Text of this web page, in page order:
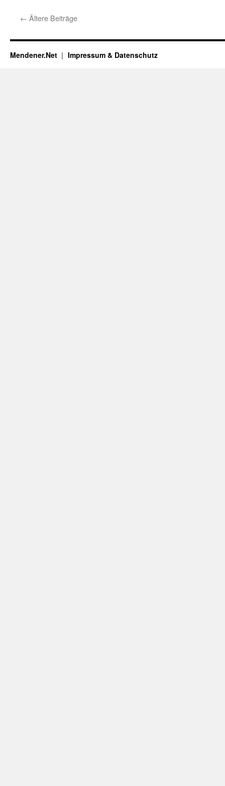
← Ältere Beiträge
Mendener.Net Impressum & Datenschutz